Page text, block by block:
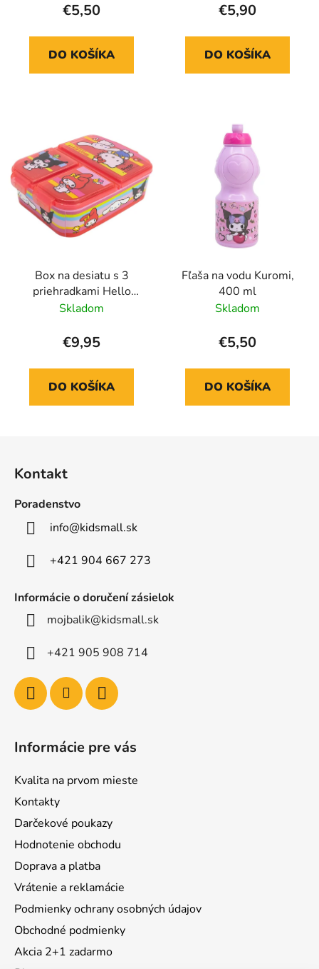
€5,50
DO KOŠÍKA
€5,90
DO KOŠÍKA
Box na desiatu s 3
priehradkami Hello
Kitty, Kuromi a kamaráti
Skladom
€9,95
DO KOŠÍKA
Fľaša na vodu Kuromi,
400 ml
Skladom
€5,50
DO KOŠÍKA
Kontakt
Poradenstvo
info@kidsmall.sk
+421 904 667 273
Informácie o doručení zásielok
mojbalik@kidsmall.sk
+421 905 908 714
Informácie pre vás
Kvalita na prvom mieste
Kontakty
Darčekové poukazy
Hodnotenie obchodu
Doprava a platba
Vrátenie a reklamácie
Podmienky ochrany osobných údajov
Obchodné podmienky
Akcia 2+1 zadarmo